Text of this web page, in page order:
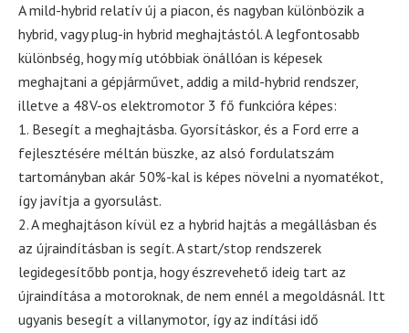
A mild-hybrid relatív új a piacon, és nagyban különbözik a
hybrid, vagy plug-in hybrid meghajtástól. A legfontosabb
különbség, hogy míg utóbbiak önállóan is képesek
meghajtani a gépjárművet, addig a mild-hybrid rendszer,
illetve a 48V-os elektromotor 3 fő funkcióra képes:
1. Besegít a meghajtásba. Gyorsításkor, és a Ford erre a
fejlesztésére méltán büszke, az alsó fordulatszám
tartományban akár 50%-kal is képes növelni a nyomatékot,
így javítja a gyorsulást.
2. A meghajtáson kívül ez a hybrid hajtás a megállásban és
az újraindításban is segít. A start/stop rendszerek
legidegesítőbb pontja, hogy észrevehető ideig tart az
újraindítása a motoroknak, de nem ennél a megoldásnál. Itt
ugyanis besegít a villanymotor, így az indítási idő